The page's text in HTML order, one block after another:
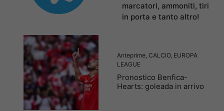
marcatori, ammoniti, tiri
in porta e tanto altro!
Anteprime, CALCIO, EUROPA
LEAGUE
Pronostico Benfica-
Hearts: goleada in arrivo